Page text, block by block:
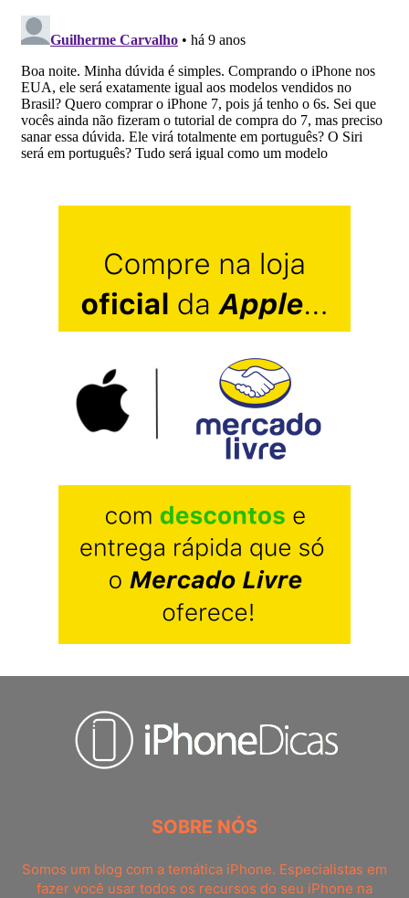
SOBRE NÓS
Somos um blog com a temática iPhone. Especialistas em
fazer você usar todos os recursos do seu iPhone na